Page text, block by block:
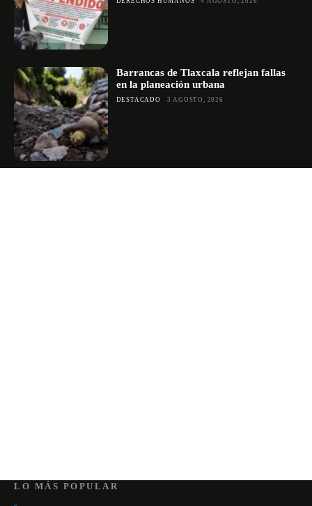
Barrancas de Tlaxcala reflejan fallas
en la planeación urbana
DESTACADO 3 AGOSTO, 2026
LO MÁS POPULAR